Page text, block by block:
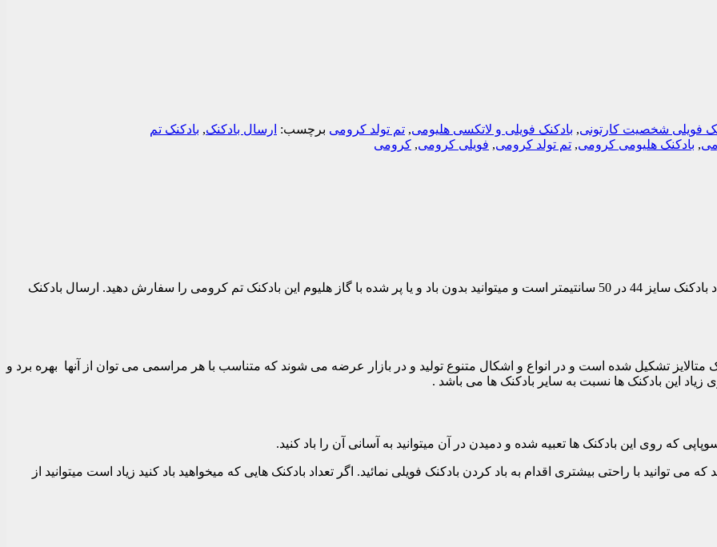
فویلی شخصیت کارتونی, بادکنک فویلی و لاتکسی هلیومی, تم تولد کرومی برچسب: ارسال بادکنک, بادکنک تم
, بادکنک هلیومی کرومی, تم تولد کرومی, فویلی کرومی, کرومی
خرید و قیمت بادکنک فویلی سر کرومی که این محصول شامل یک عدد بادکنک سایز 44 در 50 سانتیمتر است و میتوانید بدون باد و یا پر شده با گاز هلیوم این بادکنک تم کرومی را سفارش دهید. ارسال بادکنک
تشکیل شده است و در انواع و اشکال متنوع تولید و در بازار عرضه می شوند که متناسب با هر مراسمی می توان از آنها بهره برد و
زیاد این بادکنک ها نسبت به سایر بادکنک ها می باشد .
که روی این بادکنک ها تعبیه شده و دمیدن در آن میتوانید به آسانی آن را باد کنید.
می توانید با راحتی بیشتری اقدام به باد کردن بادکنک فویلی نمائید. اگر تعداد بادکنک هایی که میخواهید باد کنید زیاد است میتوانید از